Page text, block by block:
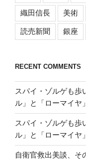
織田信長 美術
読売新聞 銀座
RECENT COMMENTS
スパイ・ゾルゲも歩
ル」と「ローマイヤ」
スパイ・ゾルゲも歩
ル」と「ローマイヤ」
自衛官救出美談、そ